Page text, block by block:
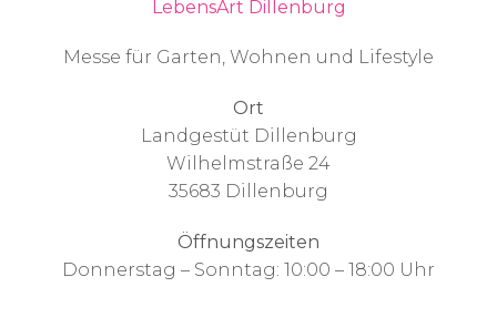
LebensArt Dillenburg
Messe für Garten, Wohnen und Lifestyle
Ort
Landgestüt Dillenburg
Wilhelmstraße 24
35683 Dillenburg
Öffnungszeiten
Donnerstag – Sonntag: 10:00 – 18:00 Uhr